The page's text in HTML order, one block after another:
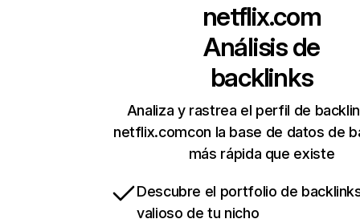
netflix.com
Análisis de
backlinks
Analiza y rastrea el perfil de
netflix.comcon la base de datos de
más rápida que existe
Descubre el portfolio de
valioso de tu nicho